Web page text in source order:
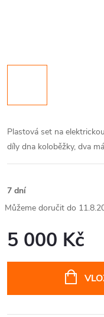
Plastová set na
díly dna koloběžky, dva
7 dní
5 000 Kč